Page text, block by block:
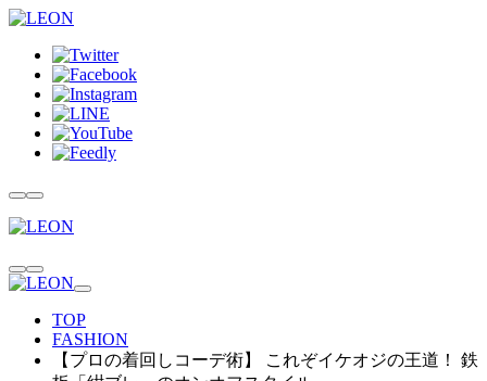
TOP
FASHION
【プロの着回しコーデ術】 これぞイケオジの王道！ 鉄